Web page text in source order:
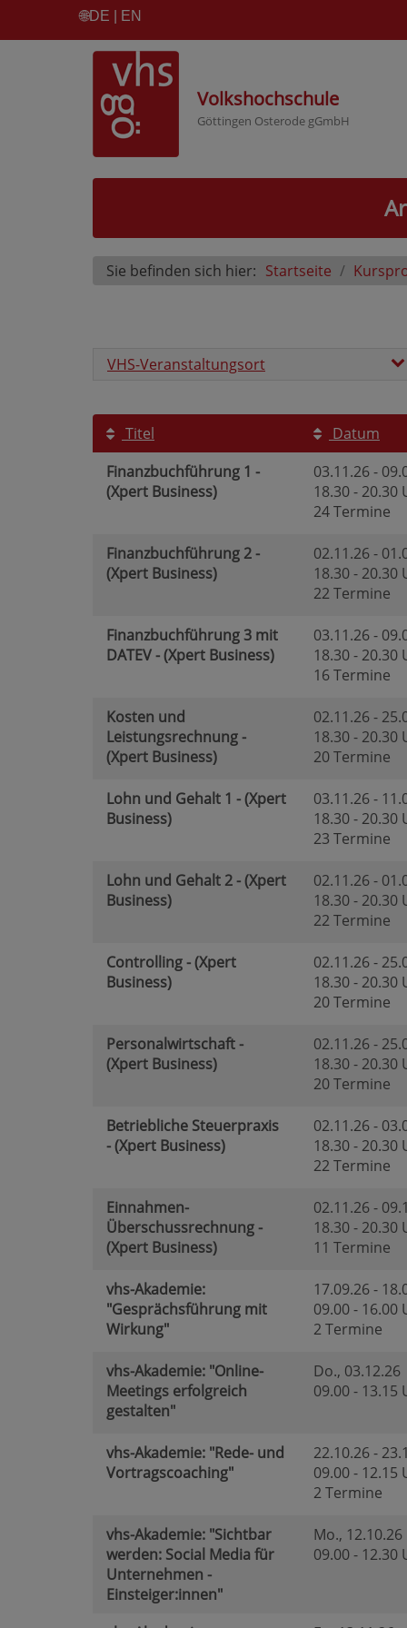
🌐DE | EN
Volkshochschule
Göttingen Osterode gGmbH
Sie befinden sich hier: Startseite
VHS-Veranstaltungsort
Titel Datum
Finanzbuchführung 1 -
(Xpert Business)
03.11.26 -
18.30 - 20.30
24 Termine
Finanzbuchführung 2 -
(Xpert Business)
02.11.26 -
18.30 - 20.30
22 Termine
Finanzbuchführung 3 mit
DATEV - (Xpert Business)
03.11.26 -
18.30 - 20.30
16 Termine
Kosten und
Leistungsrechnung -
(Xpert Business)
02.11.26 -
18.30 - 20.30
20 Termine
Lohn und Gehalt 1 - (Xpert
Business)
03.11.26 -
18.30 - 20.30
23 Termine
Lohn und Gehalt 2 - (Xpert
Business)
02.11.26 -
18.30 - 20.30
22 Termine
Controlling - (Xpert
Business)
02.11.26 -
18.30 - 20.30
20 Termine
Personalwirtschaft -
(Xpert Business)
02.11.26 -
18.30 - 20.30
20 Termine
Betriebliche Steuerpraxis
- (Xpert Business)
02.11.26 -
18.30 - 20.30
22 Termine
Einnahmen-
Überschussrechnung -
(Xpert Business)
02.11.26 -
18.30 - 20.30
11 Termine
vhs-Akademie:
"Gesprächsführung mit
Wirkung"
17.09.26 -
09.00 - 16.00
2 Termine
vhs-Akademie: "Online-
Meetings erfolgreich
gestalten"
Do., 03.12.26
09.00 - 13.15
vhs-Akademie: "Rede- und
Vortragscoaching"
22.10.26 -
09.00 - 12.15
2 Termine
vhs-Akademie: "Sichtbar
werden: Social Media für
Unternehmen -
Einsteiger:innen"
Mo., 12.10.26
09.00 - 12.30